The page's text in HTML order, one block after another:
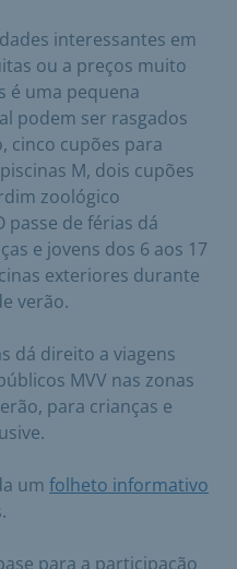
interessantes em
ou a preços muito
é uma pequena
podem ser rasgados
cinco cupões para
M, dois cupões
zoológico
passe de férias dá
e jovens dos 6 aos 17
exteriores durante
verão.
dá direito a viagens
MVV nas zonas
para crianças e
um folheto informativo
para a participação